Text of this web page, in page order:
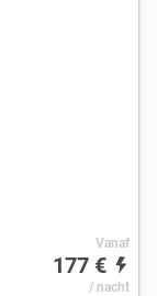
Vanaf
177 €
/ nacht